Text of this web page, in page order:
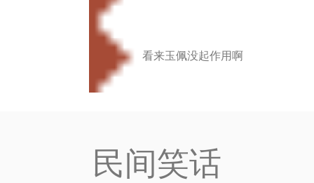
看来玉佩没起作用啊
民间笑话